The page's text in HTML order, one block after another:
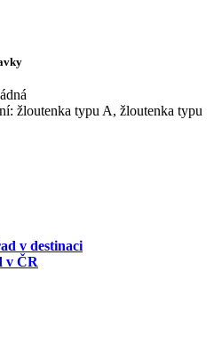
žloutenka typu A, žloutenka typu
v destinaci
v ČR